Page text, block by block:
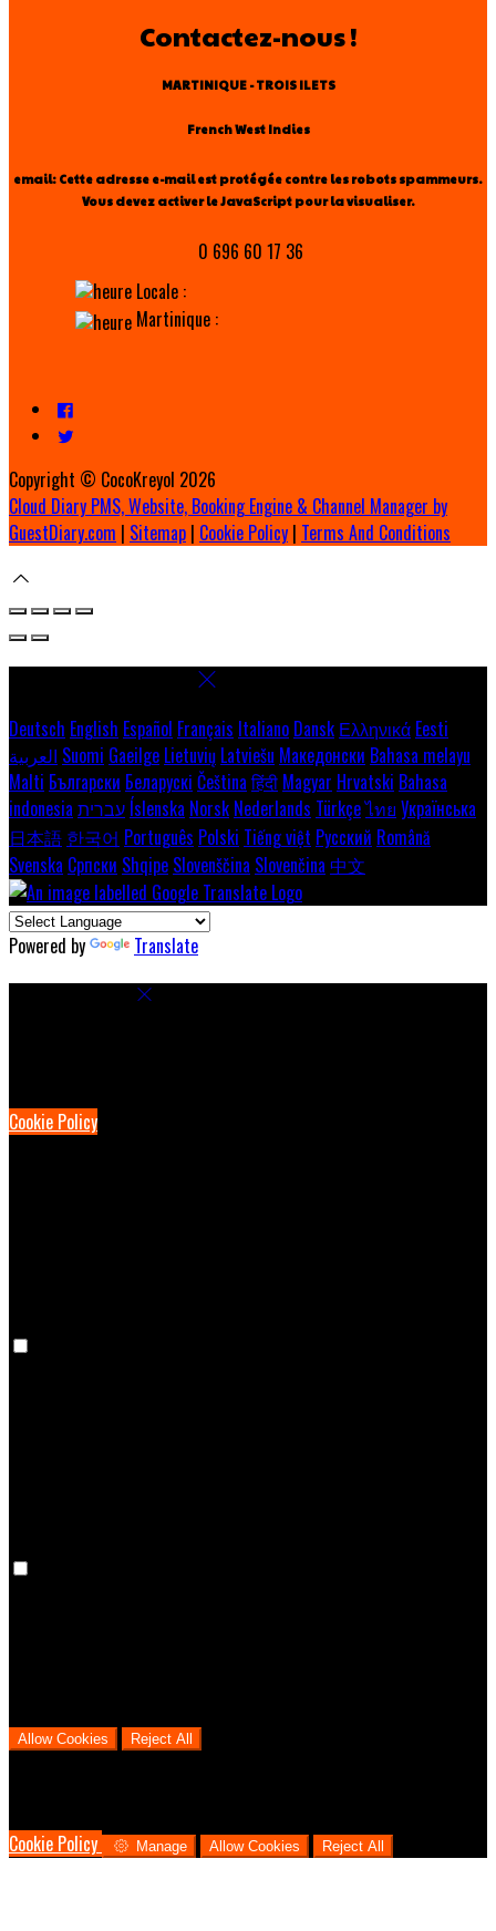
Contactez-nous !
MARTINIQUE - TROIS ILETS
French West Indies
email: Cette adresse e-mail est protégée contre les robots spammeurs.
Vous devez activer le JavaScript pour la visualiser.
0 696 60 17 36
Locale :
Martinique :
Copyright © CocoKreyol 2026
Cloud Diary PMS, Website, Booking Engine & Channel Manager by
GuestDiary.com | Sitemap | Cookie Policy | Terms And Conditions
Deutsch English Español Français Italiano Dansk Ελληνικά Eesti
العربية Suomi Gaeilge Lietuvių Latviešu Македонски Bahasa melayu
Malti Български Беларускі Čeština हिंदी Magyar Hrvatski Bahasa
indonesia עברית Íslenska Norsk Nederlands Türkçeไทย Українська
日本語 한국어 Português Polski Tiếng việt Русский Română
Svenska Српски Shqipe Slovenščina Slovenčina 中文
Powered by Translate
Cookie Policy
Allow Cookies Reject All
Cookie Policy
Manage Allow Cookies Reject All